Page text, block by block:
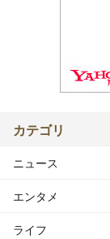
カテゴリ
ニュース
エンタメ
ライフ